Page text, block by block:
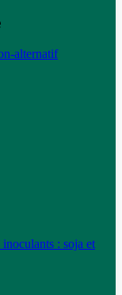
alternatif
: soja et